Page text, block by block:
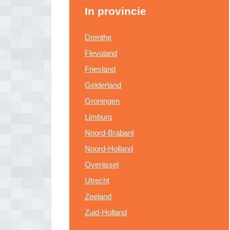
In provincie
Drenthe
Flevoland
Friesland
Gelderland
Groningen
Limburg
Noord-Brabant
Noord-Holland
Overijssel
Utrecht
Zeeland
Zuid-Holland